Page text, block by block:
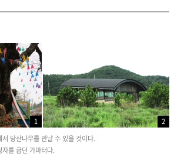
1
2
당산나무를 만날 수 있을 것이다.
를 굽던 가마터다.